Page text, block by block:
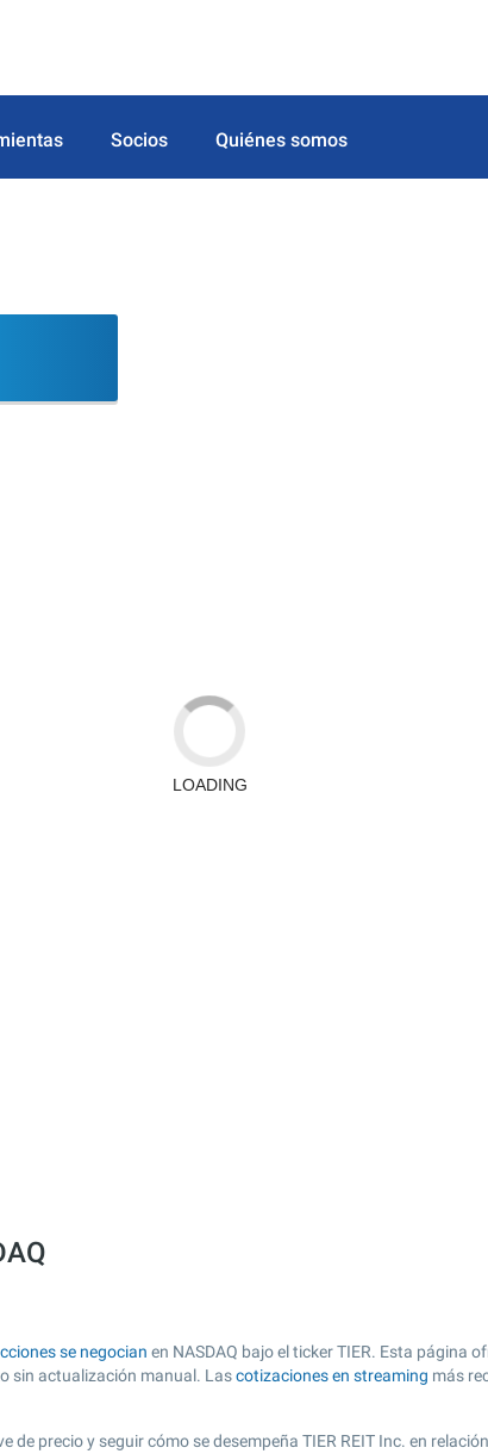
Socios Quiénes somos
se negocian en NASDAQ bajo el ticker TIER. Esta página
sin actualización manual. Lascotizaciones en streaming más
precio y seguir cómo se desempeña TIER REIT Inc. en